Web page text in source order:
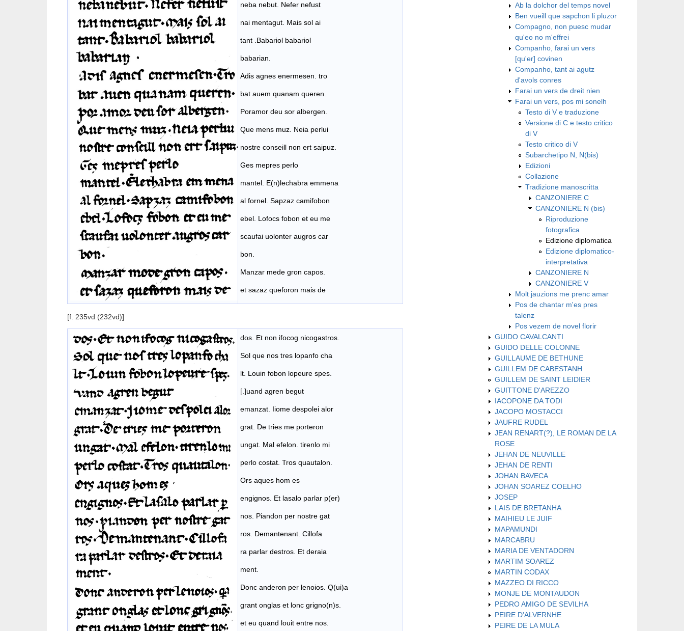
neba nebut. Nefer nefust
nai mentagut. Mais sol ai
tant .Babariol babariol
babarian.
Adis agnes enermesen. tro
bat auem quanam queren.
Poramor deu sor albergen.
Que mens muz. Neia perlui
nostre conseill non ert saipuz.
Ges mepres perlo
mantel. E(n)lechabra emmena
al fornel. Sapzaz camifobon
ebel. Lofocs fobon et eu me
scaufai uolonter augros car
bon.
Manzar mede gron capos.
et sazaz queforon mais de
[f. 235vd (232vd)]
dos. Et non ifocog nicogastros.
Sol que nos tres lopanfo cha
lt. Louin fobon lopeure spes.
[.]uand agren begut
emanzat. Iiome despolei alor
grat. De tries me porteron
ungat. Mal efelon. tirenlo mi
perlo costat. Tros quautalon.
Ors aques hom es
engignos. Et lasalo parlar p(er)
nos. Piandon per nostre gat
ros. Demantenant. Cillofa
ra parlar destros. Et deraia
ment.
Donc anderon per lenoios. Q(ui)a
grant onglas et lonc grigno(n)s.
et eu quand louit entre nos.
Ab la dolchor del temps novel
Ben vueill que sapchon li pluzor
Compagno, non puesc mudar
qu'eo no m'effrei
Companho, farai un vers
[qu'er] covinen
Companho, tant ai agutz
d'avols conres
Farai un vers de dreit nien
Farai un vers, pos mi sonelh
Testo di V e traduzione
Versione di C e testo critico
di V
Testo critico di V
Subarchetipo N, N(bis)
Edizioni
Collazione
Tradizione manoscritta
CANZONIERE C
CANZONIERE N (bis)
Riproduzione
fotografica
Edizione diplomatica
Edizione diplomatico-
interpretativa
CANZONIERE N
CANZONIERE V
Molt jauzions me prenc amar
Pos de chantar m'es pres
talenz
Pos vezem de novel florir
GUIDO CAVALCANTI
GUIDO DELLE COLONNE
GUILLAUME DE BETHUNE
GUILLEM DE CABESTANH
GUILLEM DE SAINT LEIDIER
GUITTONE D'AREZZO
IACOPONE DA TODI
JACOPO MOSTACCI
JAUFRE RUDEL
JEAN RENART(?), LE ROMAN DE LA
ROSE
JEHAN DE NEUVILLE
JEHAN DE RENTI
JOHAN BAVECA
JOHAN SOAREZ COELHO
JOSEP
LAIS DE BRETANHA
MAIHIEU LE JUIF
MAPAMUNDI
MARCABRU
MARIA DE VENTADORN
MARTIM SOAREZ
MARTIN CODAX
MAZZEO DI RICCO
MONJE DE MONTAUDON
PEDRO AMIGO DE SEVILHA
PEIRE D'ALVERNHE
PEIRE DE LA MULA